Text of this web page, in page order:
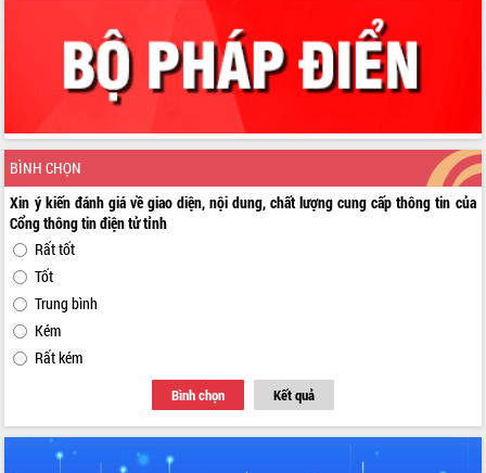
BÌNH CHỌN
Xin ý kiến đánh giá về giao diện, nội dung, chất lượng cung cấp thông tin của
Cổng thông tin điện tử tỉnh
Rất tốt
Tốt
Trung bình
Kém
Rất kém
Bình chọn Kết quả